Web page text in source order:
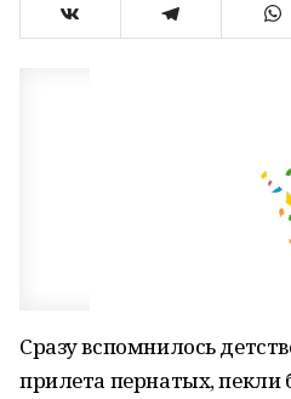
Сразу вспомнилось
прилета пернатых, пекли